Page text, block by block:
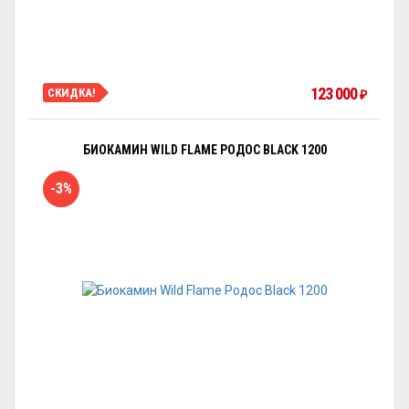
СКИДКА! 123 000 ₽
БИОКАМИН WILD FLAME РОДОС BLACK 1200
-3%